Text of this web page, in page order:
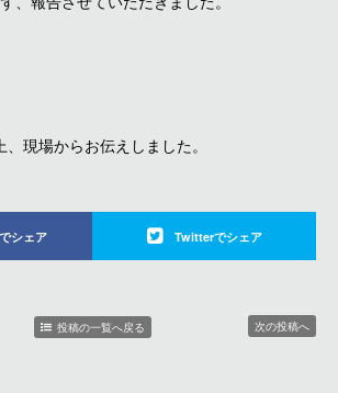
、現場からお伝えしました。
シェア Twitterでシェア
投稿の一覧へ戻る 次の投稿へ